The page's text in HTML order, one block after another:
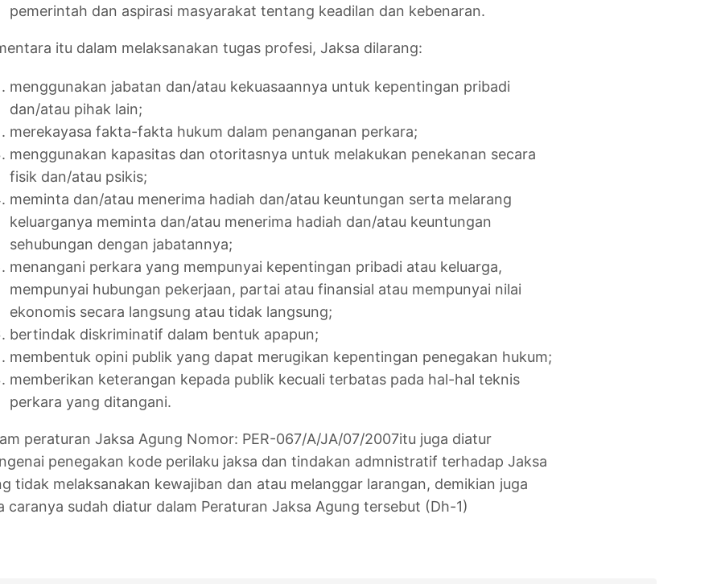
pemerintah dan aspirasi masyarakat tentang keadilan dan kebenaran.
itu dalam melaksanakan tugas profesi, Jaksa dilarang:
menggunakan jabatan dan/atau kekuasaannya untuk kepentingan pribadi
dan/atau pihak lain;
merekayasa fakta-fakta hukum dalam penanganan perkara;
menggunakan kapasitas dan otoritasnya untuk melakukan penekanan secara
fisik dan/atau psikis;
meminta dan/atau menerima hadiah dan/atau keuntungan serta melarang
keluarganya meminta dan/atau menerima hadiah dan/atau keuntungan
sehubungan dengan jabatannya;
menangani perkara yang mempunyai kepentingan pribadi atau keluarga,
mempunyai hubungan pekerjaan, partai atau finansial atau mempunyai nilai
ekonomis secara langsung atau tidak langsung;
bertindak diskriminatif dalam bentuk apapun;
membentuk opini publik yang dapat merugikan kepentingan penegakan hukum;
memberikan keterangan kepada publik kecuali terbatas pada hal-hal teknis
perkara yang ditangani.
peraturan Jaksa Agung Nomor: PER-067/A/JA/07/2007itu juga diatur
penegakan kode perilaku jaksa dan tindakan admnistratif terhadap Jaksa
tidak melaksanakan kewajiban dan atau melanggar larangan, demikian juga
caranya sudah diatur dalam Peraturan Jaksa Agung tersebut (Dh-1)